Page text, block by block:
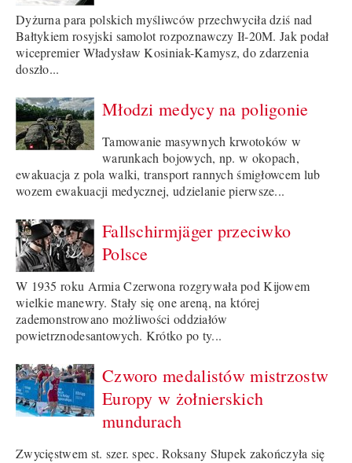
Dyżurna para polskich myśliwców przechwyciła dziś nad
Bałtykiem rosyjski samolot rozpoznawczy Ił-20M. Jak podał
wicepremier Władysław Kosiniak-Kamysz, do zdarzenia
doszło...
Młodzi medycy na poligonie
Tamowanie masywnych krwotoków w
warunkach bojowych, np. w okopach,
ewakuacja z pola walki, transport rannych śmigłowcem lub
wozem ewakuacji medycznej, udzielanie pierwsze...
Fallschirmjäger przeciwko
Polsce
W 1935 roku Armia Czerwona rozgrywała pod Kijowem
wielkie manewry. Stały się one areną, na której
zademonstrowano możliwości oddziałów
powietrznodesantowych. Krótko po ty...
Czworo medalistów mistrzostw
Europy w żołnierskich
mundurach
Zwycięstwem st. szer. spec. Roksany Słupek zakończyła się